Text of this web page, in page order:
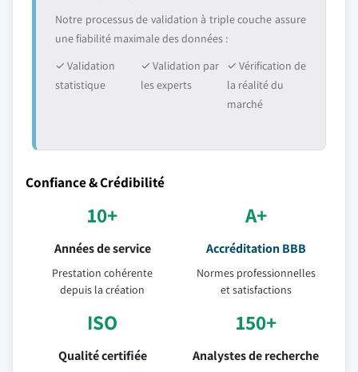
Notre processus de validation à triple couche assure
une fiabilité maximale des données :
✓ Validation
statistique
✓ Validation par
les experts
✓ Vérification de
la réalité du
marché
Confiance & Crédibilité
10+
Années de service
Prestation cohérente
depuis la création
A+
Accréditation BBB
Normes professionnelles
et satisfactions
ISO
Qualité certifiée
150+
Analystes de recherche